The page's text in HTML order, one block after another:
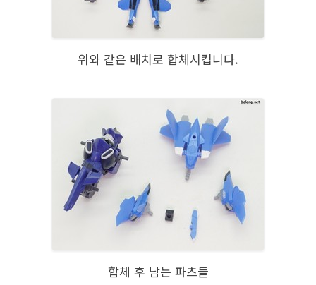
위와 같은 배치로 합체시킵니다.
합체 후 남는 파츠들